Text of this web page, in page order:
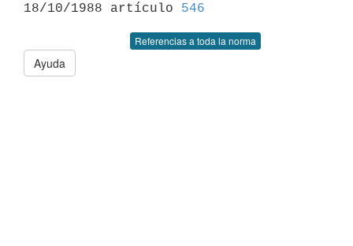
18/10/1988 artículo 546
Referencias a toda la norma
Ayuda